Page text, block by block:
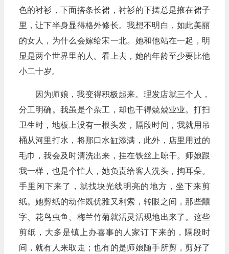
色的衬衫，下面搭条长裙，衬衫的下摆总是掖在裙子
里，让下半身显得格外修长。我想不明白，如此美丽
的女人，为什么会嫁给宋一北。她和他站在一起，明
显是两个世界里的人。看上去，她的年龄至少要比他
小二十岁。
因为师娘，我变得积极起来。理发店就三个人，
分工明确。我虽是个杂工，却也干得兢兢业业。打扫
卫生时，地板上没有一根头发，隔段时间，我就用吊
桶从河里打水，将那口水缸添满，此外，店里用过的
毛巾，我会及时清洗出来，挂在铁丝上晾干。师娘跟
我一样，也是个忙人，她负责给客人洗头，掏耳朵。
手里闲下来了，就找块光线明亮的地方，坐下来剪
纸。她剪纸的动作既优雅又利索，转眼之间，那些囍
字、花鸟虫鱼、梅兰竹菊就活灵活现地出来了。这些
剪纸，大多是镇上办喜事的人家订下来的，隔段时
间，就有人来取走；也有的是师娘随手所剪，剪好了